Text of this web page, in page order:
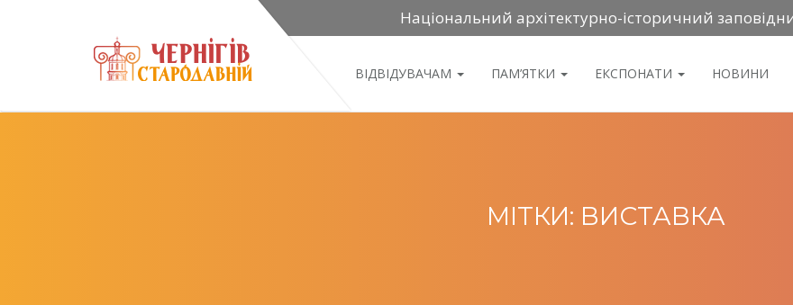
Національний архітектурно-історичний
ВІДВІДУВАЧАМ ПАМ’ЯТКИ ЕКСПОНАТИ НОВИНИ
МІТКИ: ВИСТАВКА